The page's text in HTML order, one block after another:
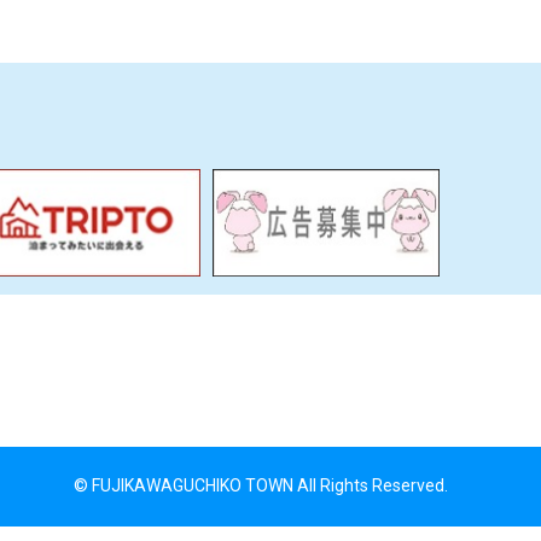
© FUJIKAWAGUCHIKO TOWN All Rights Reserved.